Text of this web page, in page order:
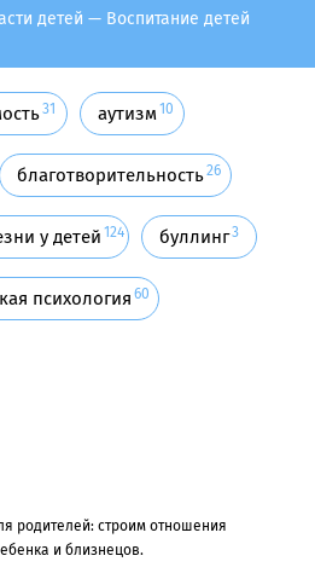
детей — Воспитание детей
31 аутизм10
благотворительность26
у детей 124 буллинг3
психология 60
родителей: строим отношения
и близнецов.